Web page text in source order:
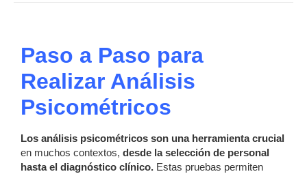
Paso a Paso para
Realizar Análisis
Psicométricos
Los análisis psicométricos son una herramienta crucial
en muchos contextos, desde la selección de personal
hasta el diagnóstico clínico. Estas pruebas permiten